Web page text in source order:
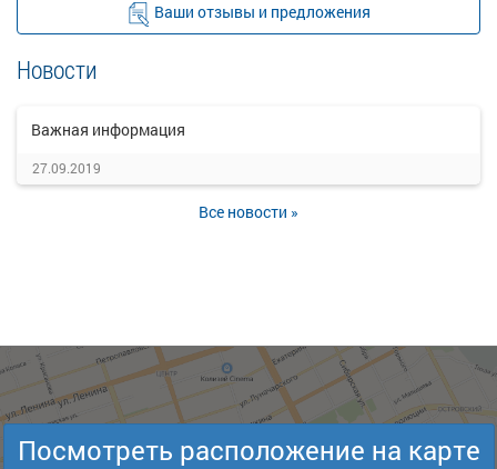
Ваши отзывы и предложения
Новости
Важная информация
27.09.2019
Все новости »
Посмотреть расположение на карте